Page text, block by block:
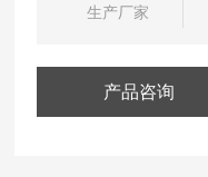
生产厂家
产品咨询